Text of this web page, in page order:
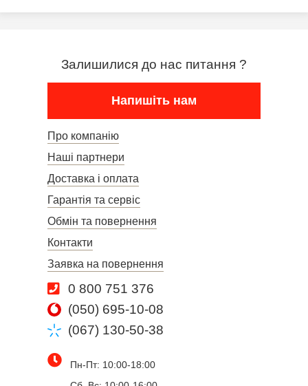
Залишилися до нас питання ?
Напишіть нам
Про компанію
Наші партнери
Доставка і оплата
Гарантія та сервіс
Обмін та повернення
Контакти
Заявка на повернення
0 800 751 376
(050) 695-10-08
(067) 130-50-38
Пн-Пт: 10:00-18:00